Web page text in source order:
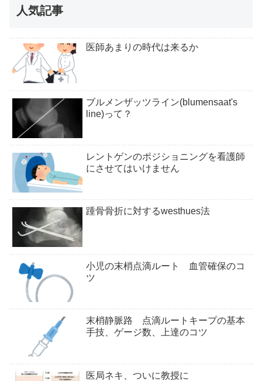
人気記事
医師あまりの時代は来るか
ブルメンザッツライン(blumensaat's
line)って？
レントゲンのポジショニングを看護師
にさせてはいけません
踵骨骨折に対するwesthues法
小児の末梢点滴ルート 血管確保のコ
ツ
末梢静脈路 点滴ルートキープの基本
手技、ゲージ数、上達のコツ
医局ネキ、ついに教授に